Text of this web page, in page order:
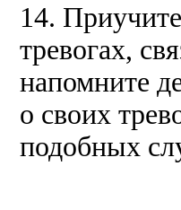
14.
тревогах,
напомните
о своих
подобных